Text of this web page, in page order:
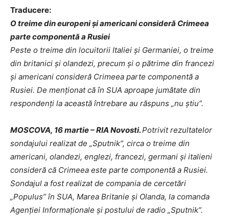
Traducere:
O treime din europeni și americani consideră Crimeea
parte componentă a Rusiei
Peste o treime din locuitorii Italiei și Germaniei, o treime
din britanici și olandezi, precum și o pătrime din francezi
și americani consideră Crimeea parte componentă a
Rusiei. De menționat că în SUA aproape jumătate din
respondenți la această întrebare au răspuns „nu știu”.
MOSCOVA, 16 martie – RIA Novosti.Potrivit rezultatelor
sondajului realizat de „Sputnik”, circa o treime din
americani, olandezi, englezi, francezi, germani și italieni
consideră că Crimeea este parte componentă a Rusiei.
Sondajul a fost realizat de compania de cercetări
„Populus” în SUA, Marea Britanie și Olanda, la comanda
Agenției Informaționale și postului de radio „Sputnik”.